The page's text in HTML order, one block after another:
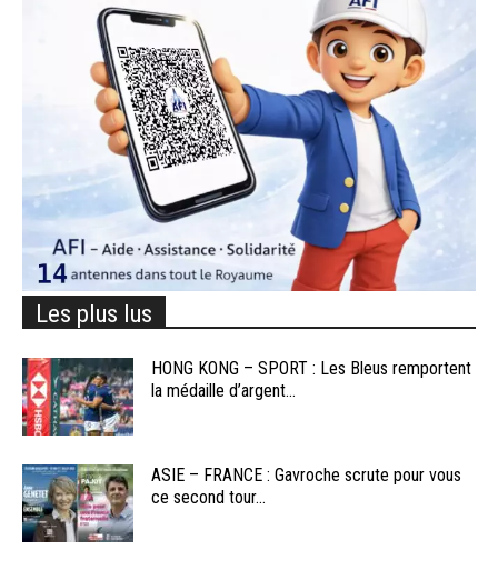
Les plus lus
HONG KONG – SPORT : Les Bleus remportent
la médaille d’argent...
ASIE – FRANCE : Gavroche scrute pour vous
ce second tour...